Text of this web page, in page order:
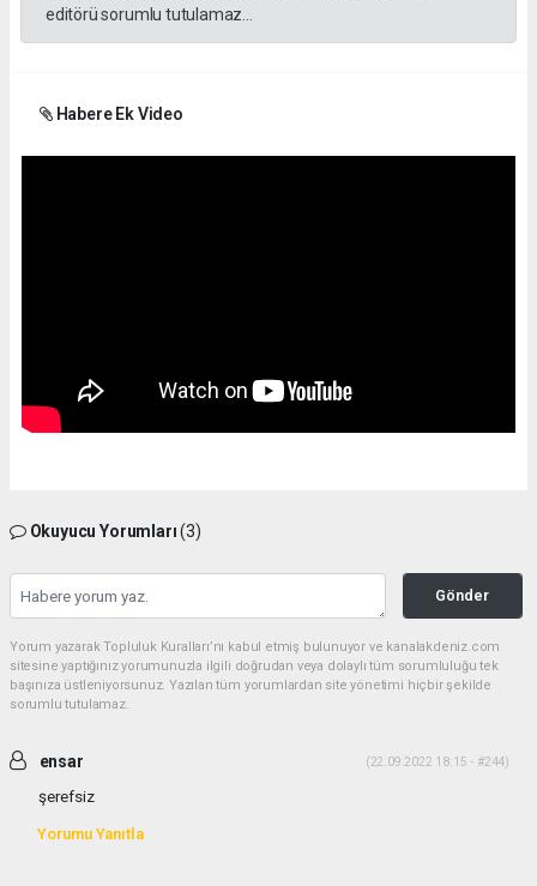
editörü sorumlu tutulamaz...
Habere Ek Video
Okuyucu Yorumları(3)
Gönder
Yorum yazarak Topluluk Kuralları’nı kabul etmiş bulunuyor ve kanalakdeniz.com
sitesine yaptığınız yorumunuzla ilgili doğrudan veya dolaylı tüm sorumluluğu tek
başınıza üstleniyorsunuz. Yazılan tüm yorumlardan site yönetimi hiçbir şekilde
sorumlu tutulamaz.
ensar (22.09.2022 18:15 - #244)
şerefsiz
Yorumu Yanıtla